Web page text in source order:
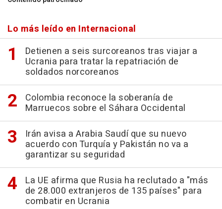
Lo más leído en Internacional
Detienen a seis surcoreanos tras viajar a
Ucrania para tratar la repatriación de
soldados norcoreanos
Colombia reconoce la soberanía de
Marruecos sobre el Sáhara Occidental
Irán avisa a Arabia Saudí que su nuevo
acuerdo con Turquía y Pakistán no va a
garantizar su seguridad
La UE afirma que Rusia ha reclutado a "más
de 28.000 extranjeros de 135 países" para
combatir en Ucrania